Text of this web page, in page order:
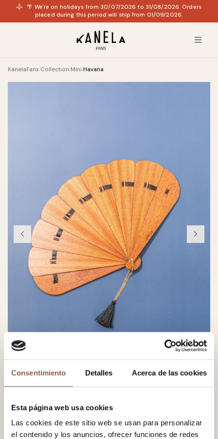
Consentimiento Detalles Acerca de las cookies
Esta página web usa cookies
Las cookies de este sitio web se usan para personalizar
el contenido y los anuncios, ofrecer funciones de redes
🌴 We're on holidays from 30/07/2026 to 31/08/2026. Orders
placed during this period will ship from 01/09/2026.
KanelaFans›Collection›Mini›Havana
1 / 4
Havana
38.00 EUR